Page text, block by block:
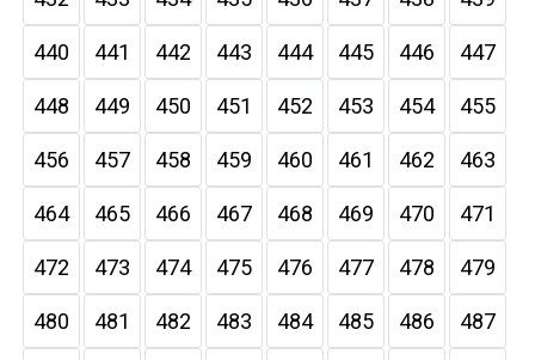
440 441 442 443 444 445 446 447
448 449 450 451 452 453 454 455
456 457 458 459 460 461 462 463
464 465 466 467 468 469 470 471
472 473 474 475 476 477 478 479
480 481 482 483 484 485 486 487